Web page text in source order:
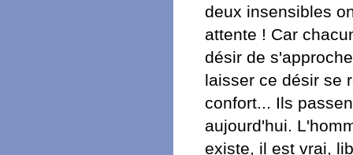
deux insensibles
attente ! Car
désir de
laisser ce désir se
confort... Ils
aujourd'hui.
existe, il est vrai,